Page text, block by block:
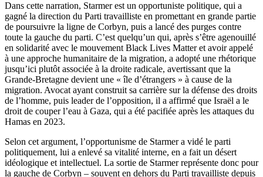
Dans cette narration, Starmer est un opportuniste politique, qui a
gagné la direction du Parti travailliste en promettant en grande partie
de poursuivre la ligne de Corbyn, puis a lancé des purges contre
toute la gauche du parti. C’est quelqu’un qui, après s’être agenouillé
en solidarité avec le mouvement Black Lives Matter et avoir appelé
à une approche humanitaire de la migration, a adopté une rhétorique
jusqu’ici plutôt associée à la droite radicale, avertissant que la
Grande-Bretagne devient une « île d’étrangers » à cause de la
migration. Avocat ayant construit sa carrière sur la défense des droits
de l’homme, puis leader de l’opposition, il a affirmé que Israël a le
droit de couper l’eau à Gaza, qui a été pacifiée après les attaques du
Hamas en 2023.
Selon cet argument, l’opportunisme de Starmer a vidé le parti
politiquement, lui a enlevé sa vitalité interne, en a fait un désert
idéologique et intellectuel. La sortie de Starmer représente donc pour
la gauche de Corbyn – souvent en dehors du Parti travailliste depuis